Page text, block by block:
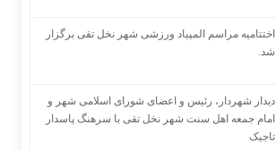
اختتامیه مراسم المپیاد ورزشی شهر نخل تقی برگزار
شد.
دیدار شهردار، رئیس و اعضای شورای اسلامی شهر و
امام جمعه اهل سنت شهر نخل تقی با سرهنگ پاسدار
تاجیک